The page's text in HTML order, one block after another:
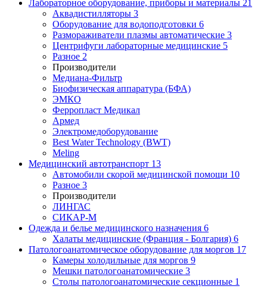
Лабораторное оборудование, приборы и материалы 21
Аквадистилляторы 3
Оборудование для водоподготовки 6
Размораживатели плазмы автоматические 3
Центрифуги лабораторные медицинские 5
Разное 2
Производители
Медиана-Фильтр
Биофизическая аппаратура (БФА)
ЭМКО
Ферропласт Медикал
Армед
Электромедоборудование
Best Water Technology (BWT)
Meling
Медицинский автотранспорт 13
Автомобили скорой медицинской помощи 10
Разное 3
Производители
ЛИНГАС
СИКАР-М
Одежда и белье медицинского назначения 6
Халаты медицинские (Франция - Болгария) 6
Патологоанатомическое оборудование для моргов 17
Камеры холодильные для моргов 9
Мешки патологоанатомические 3
Столы патологоанатомические секционные 1